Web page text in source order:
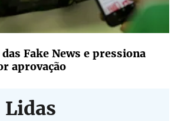
Fake News e pressiona
aprovação